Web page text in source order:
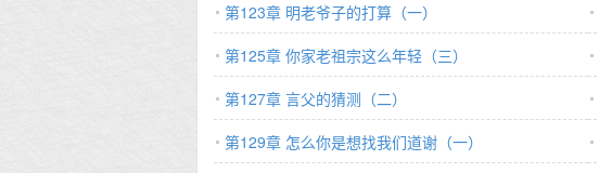
第123章 明老爷子的打算（一）
第125章 你家老祖宗这么年轻（三）
第127章 言父的猜测（二）
第129章 怎么你是想找我们道谢（一）